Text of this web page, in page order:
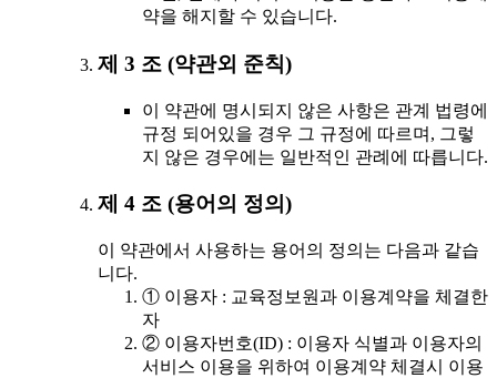
약을 해지할 수 있습니다.
제 3 조 (약관외 준칙)
이 약관에 명시되지 않은 사항은 관계 법령에
규정 되어있을 경우 그 규정에 따르며, 그렇
지 않은 경우에는 일반적인 관례에 따릅니다.
제 4 조 (용어의 정의)
이 약관에서 사용하는 용어의 정의는 다음과 같습
니다.
① 이용자 : 교육정보원과 이용계약을 체결한
자
② 이용자번호(ID) : 이용자 식별과 이용자의
서비스 이용을 위하여 이용계약 체결시 이용